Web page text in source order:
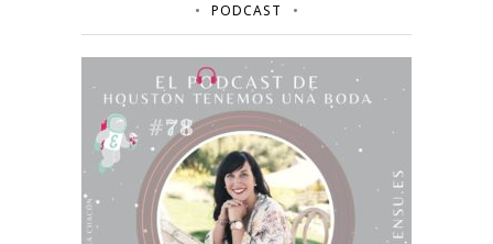
PODCAST